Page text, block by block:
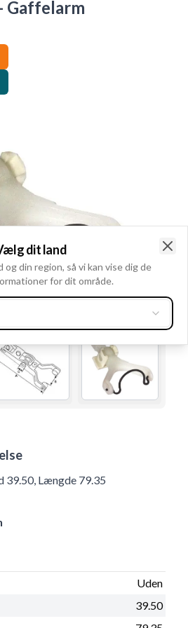
Gaffelarm
39.50, Længde 79.35
Uden
39.50
dit land
din region, så vi kan vise dig de
for dit område.